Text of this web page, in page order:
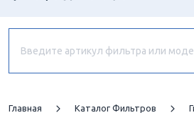
Главная Каталог Фильтров